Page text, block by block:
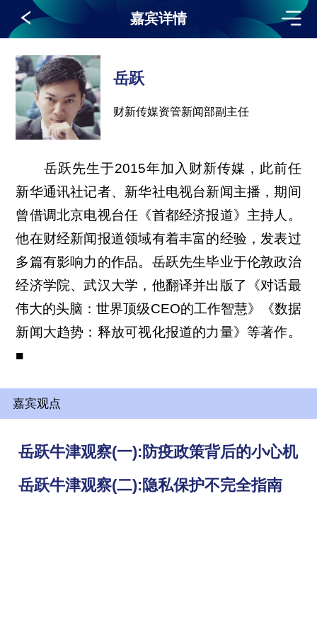
嘉宾详情
岳跃
财新传媒资管新闻部副主任
岳跃先生于2015年加入财新传媒，此前任
新华通讯社记者、新华社电视台新闻主播，期间
曾借调北京电视台任《首都经济报道》主持人。
他在财经新闻报道领域有着丰富的经验，发表过
多篇有影响力的作品。岳跃先生毕业于伦敦政治
经济学院、武汉大学，他翻译并出版了《对话最
伟大的头脑：世界顶级CEO的工作智慧》《数据
新闻大趋势：释放可视化报道的力量》等著作。
■
嘉宾观点
岳跃牛津观察(一):防疫政策背后的小心机
岳跃牛津观察(二):隐私保护不完全指南